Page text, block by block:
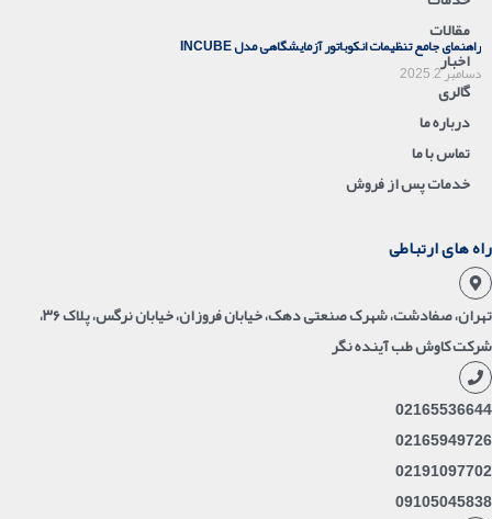
راهنمای جامع تنظیمات انکوباتور آزمایشگاهی مدل INCUBE
دسامبر 2, 2025
مقالات
اخبار
گالری
درباره ما
تماس با ما
خدمات پس از فروش
راه های ارتباطی
تهران، صفادشت، شهرک صنعتی دهک، خیابان فروزان، خیابان نرگس، پلاک ۳۶،
شرکت کاوش طب آینده نگر
02165536644
02165949726
02191097702
09105045838